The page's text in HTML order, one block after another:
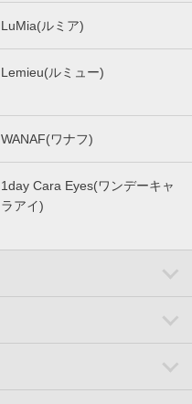
LuMia(ルミア)
Lemieu(ルミュー)
WANAF(ワナフ)
1day Cara Eyes(ワンデーキャ
ラアイ)